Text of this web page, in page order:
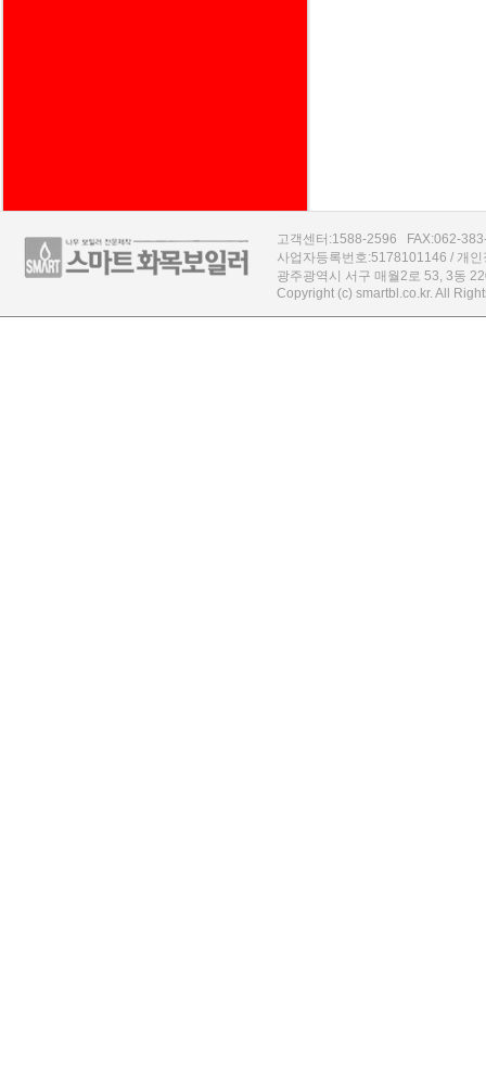
고객센터:1588-2596 FAX:062-
사업자등록번호:5178101146 / 개
광주광역시 서구 매월2로 53, 3동
Copyright (c) smartbl.co.kr. All